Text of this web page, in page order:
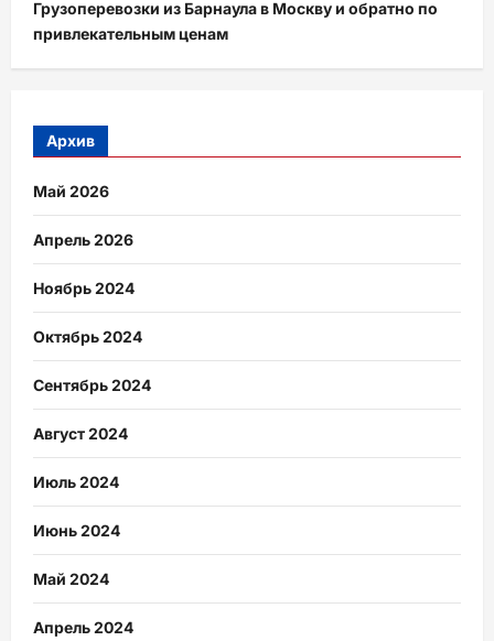
Грузоперевозки из Барнаула в Москву и обратно по
привлекательным ценам
Архив
Май 2026
Апрель 2026
Ноябрь 2024
Октябрь 2024
Сентябрь 2024
Август 2024
Июль 2024
Июнь 2024
Май 2024
Апрель 2024